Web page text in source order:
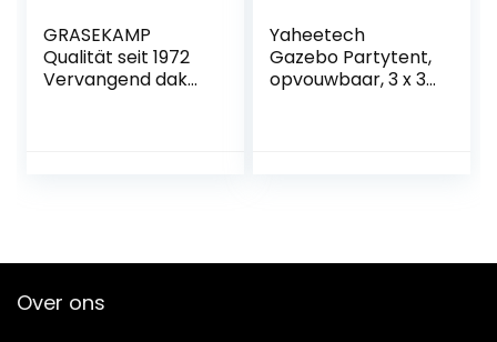
GRASEKAMP
Qualität seit 1972
Vervangend dak
Yaheetech
Gazebo Partytent,
opvouwbaar, 3 x 3
Over ons